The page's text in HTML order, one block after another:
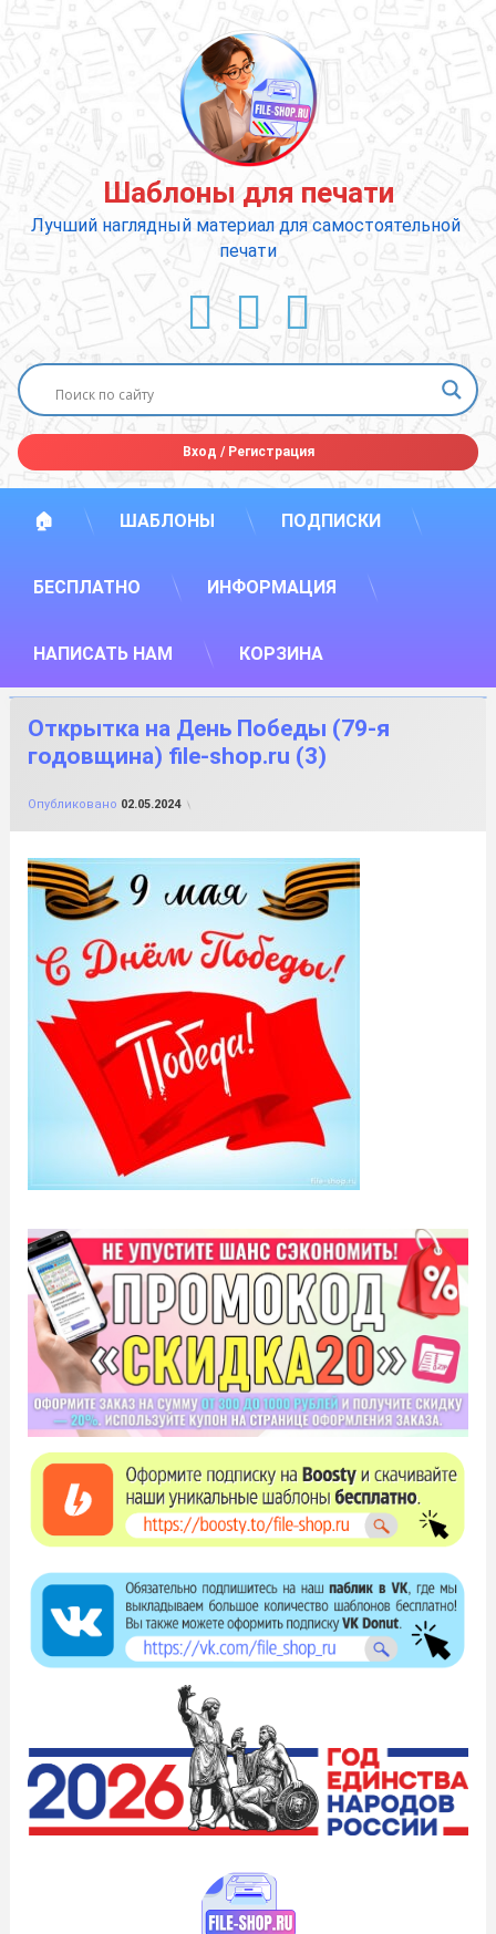
содержимому
Шаблоны для печати
Лучший наглядный материал для самостоятельной
печати
ВКонтакте
YouTube
E-mail
Вход /Регистрация
🏠 ШАБЛОНЫ ПОДПИСКИ
БЕСПЛАТНО ИНФОРМАЦИЯ
НАПИСАТЬ НАМ КОРЗИНА
Открытка на День Победы (79-я
годовщина) file-shop.ru (3)
Опубликовано 02.05.2024